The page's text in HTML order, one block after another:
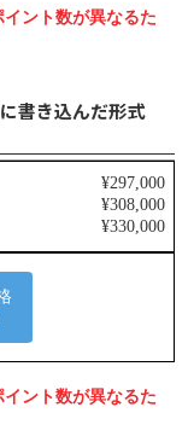
書き込んだ形式